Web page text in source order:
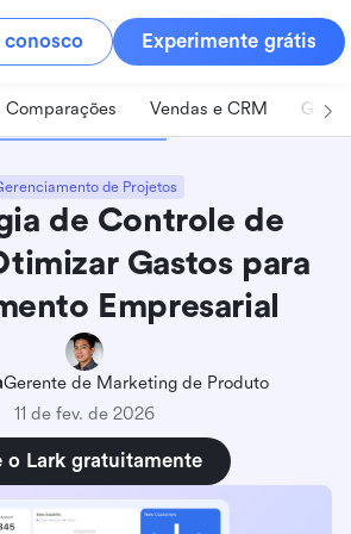
conosco Experimente grátis
Comparações Vendas e CRM
de Projetos
de Controle de
Gastos para
Empresarial
Gerente de Marketing de Produto
11 de fev. de 2026
o Lark gratuitamente